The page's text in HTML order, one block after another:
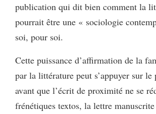
publication qui dit bien comment la
pourrait être une « sociologie
soi, pour soi.
Cette puissance d’affirmation de la
par la littérature peut s’appuyer sur le
avant que l’écrit de proximité ne se
frénétiques textos, la lettre